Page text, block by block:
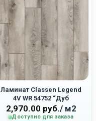
Ламинат Classen Legend
4V WR 54752 “Дуб
Ашингтон”
2,970.00 руб./ м2
Доступно для заказа